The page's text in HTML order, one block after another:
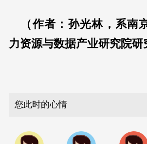
（作者：孙光林，系南
力资源与数据产业研究院研
您此时的心情